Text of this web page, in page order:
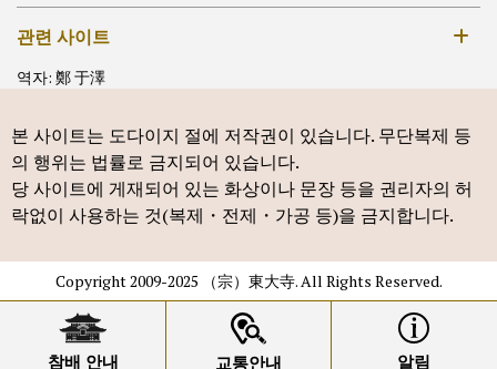
관련 사이트
나라국립박물관
역자: 鄭 于澤
본 사이트는 도다이지 절에 저작권이 있습니다. 무단복제 등
의 행위는 법률로 금지되어 있습니다.
당 사이트에 게재되어 있는 화상이나 문장 등을 권리자의 허
락없이 사용하는 것(복제・전제・가공 등)을 금지합니다.
Copyright 2009-2025 （宗）東大寺. All Rights Reserved.
참배 안내 교통안내 알림